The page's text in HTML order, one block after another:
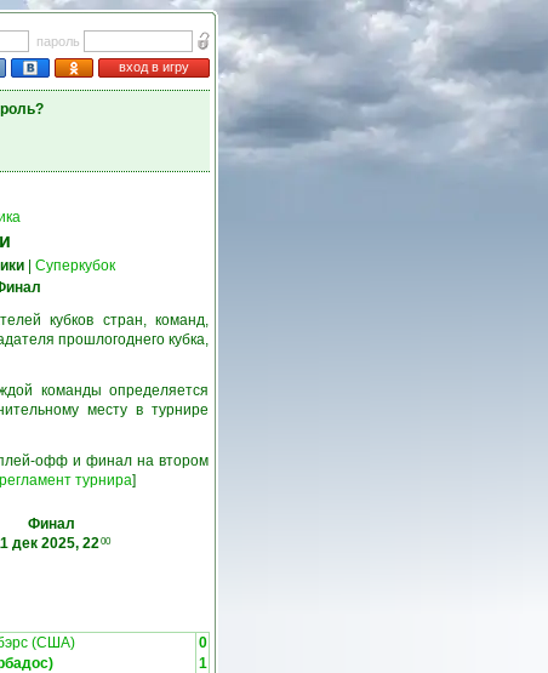
пароль
вход в игру
| Суперкубок
кубков стран, команд,
прошлогоднего кубка,
команды определяется
месту в турнире
плей-офф и финал на втором
турнира]
Финал
дек 2025, 2200
(США)
0
1